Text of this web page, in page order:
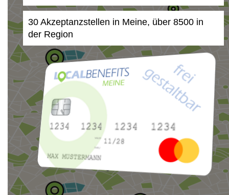
30 Akzeptanzstellen in Meine, über 8500 in
der Region